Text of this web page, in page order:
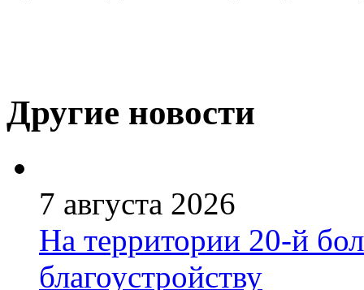
Другие новости
7 августа 2026
На территории 20-й
благоустройству